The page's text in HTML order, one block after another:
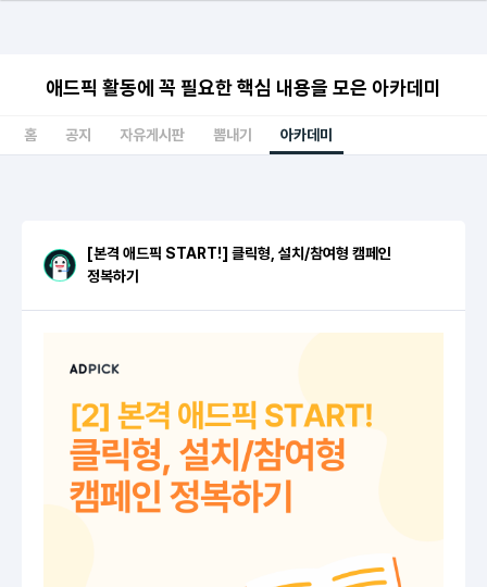
애드픽 활동에 꼭 필요한 핵심 내용을 모은 아카데미
홈 공지 자유게시판 뽐내기 아카데미
[본격 애드픽 START!] 클릭형, 설치/참여형 캠페인
정복하기